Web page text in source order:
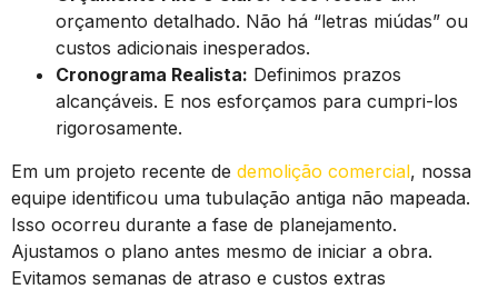
orçamento detalhado. Não há “letras miúdas” ou
custos adicionais inesperados.
Cronograma Realista: Definimos prazos
alcançáveis. E nos esforçamos para cumpri-los
rigorosamente.
Em um projeto recente de demolição comercial, nossa
equipe identificou uma tubulação antiga não mapeada.
Isso ocorreu durante a fase de planejamento.
Ajustamos o plano antes mesmo de iniciar a obra.
Evitamos semanas de atraso e custos extras